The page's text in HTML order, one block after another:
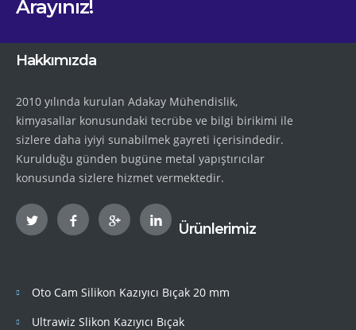
Arayınız!
Hakkımızda
2010 yılında kurulan Adakay Mühendislik,
kimyasallar konusundaki tecrübe ve bilgi birikimi ile
sizlere daha iyiyi sunabilmek gayreti içerisindedir.
Kurulduğu günden bugüne metal yapıştırıcılar
konusunda sizlere hizmet vermektedir.
Ürünlerimiz
Oto Cam Silikon Kazıyıcı Bıçak 20 mm
Ultrawiz Slikon Kazıyıcı Bıçak